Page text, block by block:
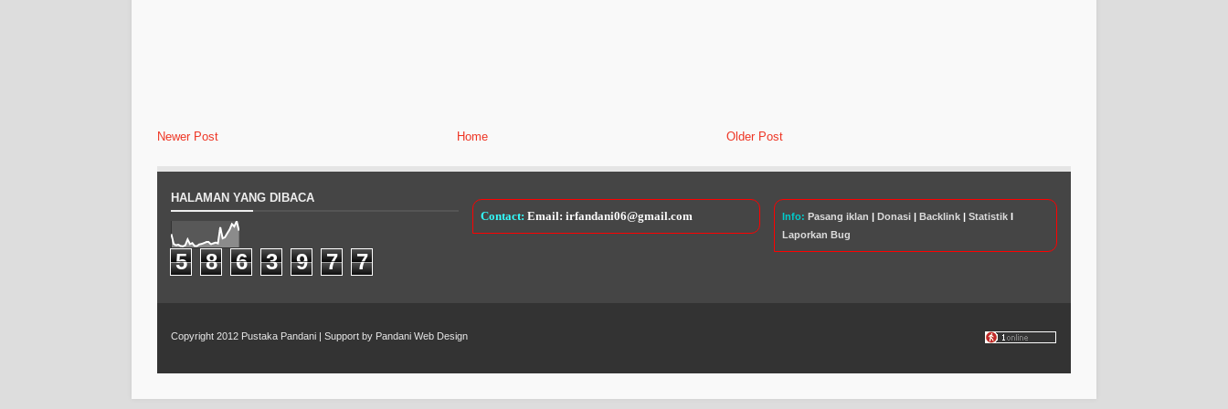
Newer Post Older Post
Home
HALAMAN YANG DIBACA
5 8 6 3 9 7 7
Contact: Email: irfandani06@gmail.com Info: Pasang iklan Donasi| Backlink| StatistikI
Laporkan Bug
Copyright 2012 Pustaka Pandani | Support by Pandani Web Design